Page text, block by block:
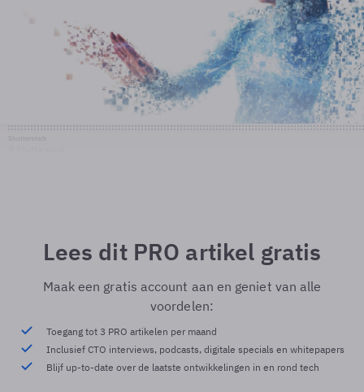
Lees dit PRO artikel gratis
Maak een gratis account aan en geniet van alle
voordelen:
Toegang tot 3 PRO artikelen per maand
Inclusief CTO interviews, podcasts, digitale specials en whitepapers
Blijf up-to-date over de laatste ontwikkelingen in en rond tech